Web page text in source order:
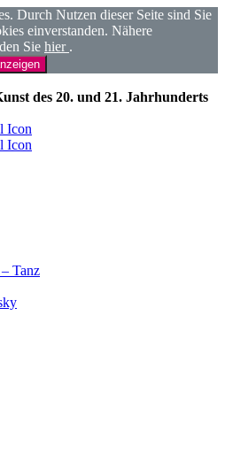
Durch Nutzen dieser Seite sind Sie
einverstanden. Nähere
Sie hier .
des 20. und 21. Jahrhunderts
Tanz